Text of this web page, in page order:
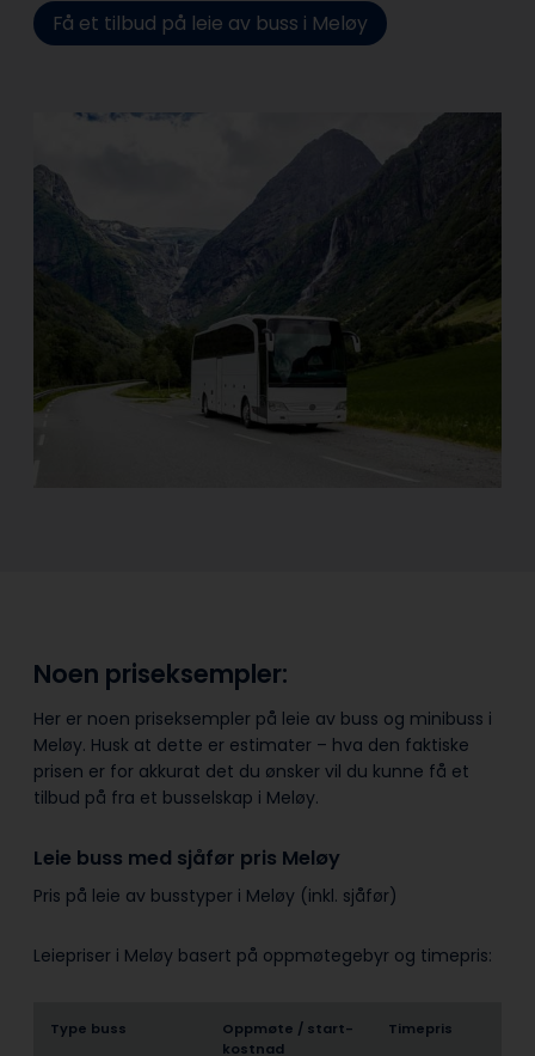
Få et tilbud på leie av buss i Meløy
Noen priseksempler:
Her er noen priseksempler på leie av buss og minibuss i
Meløy. Husk at dette er estimater – hva den faktiske
prisen er for akkurat det du ønsker vil du kunne få et
tilbud på fra et busselskap i Meløy.
Leie buss med sjåfør pris Meløy
Pris på leie av busstyper i Meløy (inkl. sjåfør)
Leiepriser i Meløy basert på oppmøtegebyr og timepris:
Type buss
Oppmøte / start­
kostnad
Timepris